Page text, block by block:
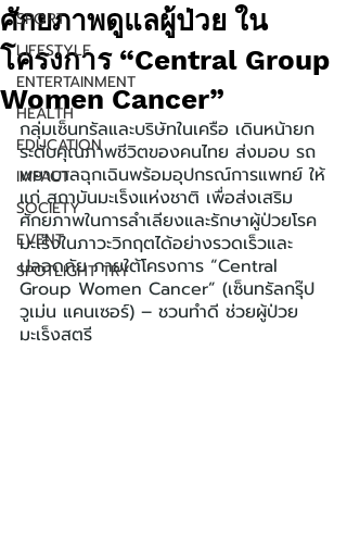
SPORT
LIFESTYLE
ENTERTAINMENT
HEALTH
EDUCATION
IMPACT
SOCIETY
EVENT
SPOTLIGHT TRY
ศักยภาพดูแลผู้ป่วย ใน
โครงการ “Central Group
Women Cancer”
กลุ่มเซ็นทรัลและบริษัทในเครือ เดินหน้ายก
ระดับคุณภาพชีวิตของคนไทย ส่งมอบ รถ
พยาบาลฉุกเฉินพร้อมอุปกรณ์การแพทย์ ให้
แก่ สถาบันมะเร็งแห่งชาติ เพื่อส่งเสริม
ศักยภาพในการลำเลียงและรักษาผู้ป่วยโรค
มะเร็งในภาวะวิกฤตได้อย่างรวดเร็วและ
ปลอดภัย ภายใต้โครงการ “Central
Group Women Cancer” (เซ็นทรัลกรุ๊ป
วูเม่น แคนเซอร์) – ชวนทำดี ช่วยผู้ป่วย
มะเร็งสตรี